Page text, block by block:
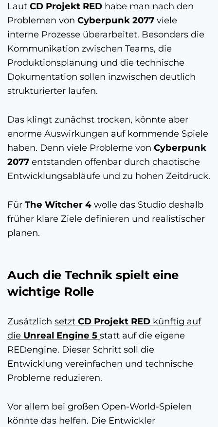
Laut CD Projekt RED habe man nach den
Problemen von Cyberpunk 2077 viele
interne Prozesse überarbeitet. Besonders die
Kommunikation zwischen Teams, die
Produktionsplanung und die technische
Dokumentation sollen inzwischen deutlich
strukturierter laufen.
Das klingt zunächst trocken, könnte aber
enorme Auswirkungen auf kommende Spiele
haben. Denn viele Probleme von Cyberpunk
2077 entstanden offenbar durch chaotische
Entwicklungsabläufe und zu hohen Zeitdruck.
Für The Witcher 4 wolle das Studio deshalb
früher klare Ziele definieren und realistischer
planen.
Auch die Technik spielt eine
wichtige Rolle
Zusätzlich setzt CD Projekt RED künftig auf
die Unreal Engine 5 statt auf die eigene
REDengine. Dieser Schritt soll die
Entwicklung vereinfachen und technische
Probleme reduzieren.
Vor allem bei großen Open-World-Spielen
könnte das helfen. Die Entwickler